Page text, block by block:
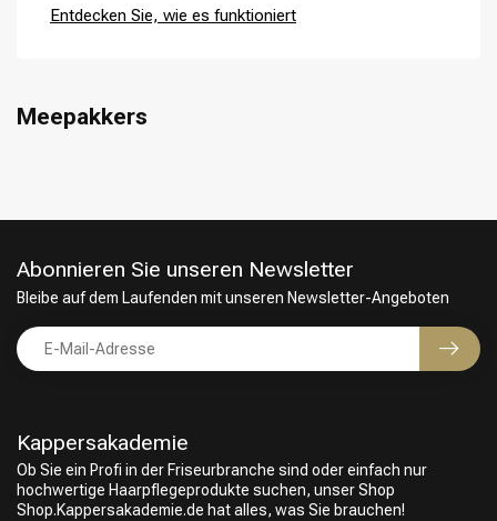
Entdecken Sie, wie es funktioniert
Meepakkers
Kappersakademie
Ob Sie ein Profi in der Friseurbranche sind oder einfach nur
hochwertige Haarpflegeprodukte suchen, unser Shop
Shop.Kappersakademie.de hat alles, was Sie brauchen!
Abonnieren Sie unseren Newsletter
Bleibe auf dem Laufenden mit unseren Newsletter-Angeboten